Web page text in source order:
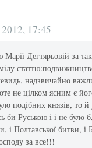
17:45
Дегтярьовій за
надзвичайно
не цілком ясним є
подібних князів, то й
би Руською і і не було
і Полтавської битви, і
за все!!!